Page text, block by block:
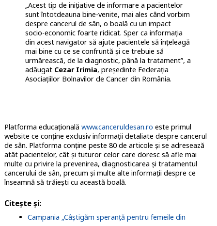
„Acest tip de inițiative de informare a pacientelor
sunt întotdeauna bine-venite, mai ales când vorbim
despre cancerul de sân, o boală cu un impact
socio-economic foarte ridicat. Sper ca informația
din acest navigator să ajute pacientele să înțeleagă
mai bine cu ce se confruntă și ce trebuie să
urmărească, de la diagnostic, până la tratament”, a
adăugat Cezar Irimia, președinte Federația
Asociațiilor Bolnavilor de Cancer din România.
Platforma educațională www.canceruldesan.ro este primul
website ce conține exclusiv informații detaliate despre cancerul
de sân. Platforma conține peste 80 de articole și se adresează
atât pacientelor, cât și tuturor celor care doresc să afle mai
multe cu privire la prevenirea, diagnosticarea și tratamentul
cancerului de sân, precum și multe alte informații despre ce
înseamnă să trăiești cu această boală.
Citește și:
Campania „Câștigăm speranță pentru femeile din